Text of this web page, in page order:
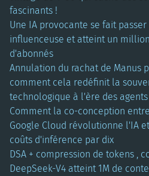
fascinants !
Une IA provocante se fait
influenceuse et atteint un million
d'abonnés
Annulation du rachat de Manus
comment cela redéfinit la
technologique à l'ère des agents
Comment la co-conception
Google Cloud révolutionne l'IA
coûts d'inférence par dix
DSA + compression de tokens ,
DeepSeek-V4 atteint 1M de